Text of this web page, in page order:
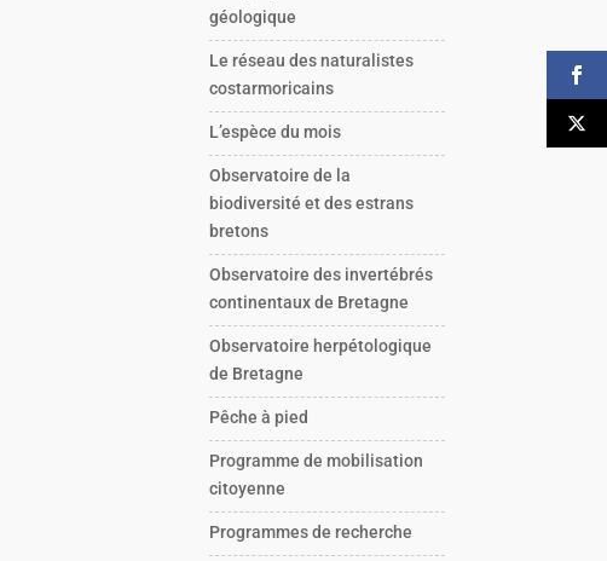
géologique
Le réseau des naturalistes
costarmoricains
L’espèce du mois
Observatoire de la
biodiversité et des estrans
bretons
Observatoire des invertébrés
continentaux de Bretagne
Observatoire herpétologique
de Bretagne
Pêche à pied
Programme de mobilisation
citoyenne
Programmes de recherche